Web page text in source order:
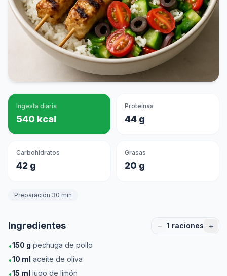
Ingesta diaria
540 kcal
Proteínas
44 g
Carbohidratos
42 g
Grasas
20 g
Preparación 30 min
Ingredientes − 1 raciones +
•150 g pechuga de pollo
•10 ml aceite de oliva
•15 ml jugo de limón